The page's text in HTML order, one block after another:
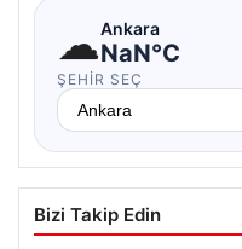
☁Ankara
NaN°C
ŞEHIR SEÇ
Bizi Takip Edin